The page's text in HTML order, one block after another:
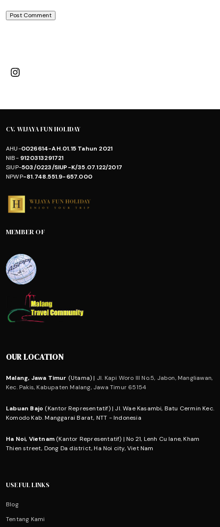
Instagram
CV. WIJAYA FUN HOLIDAY
AHU-0026614-AH.01.15 Tahun 2021
NIB-9120313291721
SIUP-503/0223/SIUP-K/35.07.122/2017
NPWP-81.748.551.9-657.000
MEMBER OF
OUR LOCATION
Malang, Jawa Timur (Utama) | Jl. Kapi Woro III No.5, Jabon, Mangliawan,
Kec. Pakis, Kabupaten Malang, Jawa Timur 65154
Labuan Bajo (Kantor Representatif) | Jl. Wae Kasambi, Batu Cermin Kec.
Komodo Kab. Manggarai Barat, NTT - Indonesia
Ha Noi, Vietnam (Kantor Representatif) | No 21, Lenh Cu lane, Kham
Thien street, Dong Da district, Ha Noi city, Viet Nam
USEFUL LINKS
Blog
Tentang Kami